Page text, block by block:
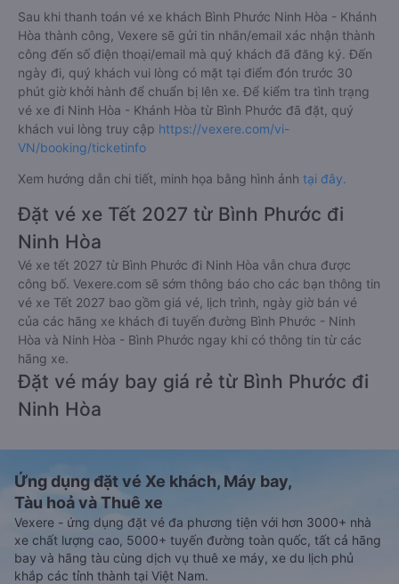
Sau khi thanh toán vé xe khách Bình Phước Ninh Hòa - Khánh
Hòa thành công, Vexere sẽ gửi tin nhắn/email xác nhận thành
công đến số điện thoại/email mà quý khách đã đăng ký. Đến
ngày đi, quý khách vui lòng có mặt tại điểm đón trước 30
phút giờ khởi hành để chuẩn bị lên xe. Để kiểm tra tình trạng
vé xe đi Ninh Hòa - Khánh Hòa từ Bình Phước đã đặt, quý
khách vui lòng truy cập https://vexere.com/vi-
VN/booking/ticketinfo
Xem hướng dẫn chi tiết, minh họa bằng hình ảnh tại đây.
Đặt vé xe Tết 2027 từ Bình Phước đi
Ninh Hòa
Vé xe tết 2027 từ Bình Phước đi Ninh Hòa vẫn chưa được
công bố. Vexere.com sẽ sớm thông báo cho các bạn thông tin
vé xe Tết 2027 bao gồm giá vé, lịch trình, ngày giờ bán vé
của các hãng xe khách đi tuyến đường Bình Phước - Ninh
Hòa và Ninh Hòa - Bình Phước ngay khi có thông tin từ các
hãng xe.
Đặt vé máy bay giá rẻ từ Bình Phước đi
Ninh Hòa
Ứng dụng đặt vé Xe khách, Máy bay,
Tàu hoả và Thuê xe
Vexere - ứng dụng đặt vé đa phương tiện với hơn 3000+ nhà
xe chất lượng cao, 5000+ tuyến đường toàn quốc, tất cả hãng
bay và hãng tàu cùng dịch vụ thuê xe máy, xe du lịch phủ
khắp các tỉnh thành tại Việt Nam.